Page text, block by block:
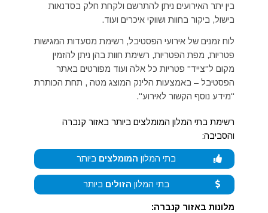
בין יתר האירועים ניתן להתרשם ולקחת חלק בסדנאות
בישול, ביקור בחוות ושווקי איכרים ועוד.
לוח זמנים של אירועי הפסטיבל, רשימת מסעדות המגישות
פטריות, מפת הפטריות, רשימת חוות בהן ניתן להזמין
מקום ל"צייד" פטריות כל אלה ועוד מפורטים באתר
הפסטיבל – באמצעות הלינק המוצג מטה , תחת הכותרת
"מידע נוסף הקשור לאירוע".
רשימת בתי המלון המומלצים ביותר באזור קנברה
והסביבה:
בתי המלון המומלצים ביותר
בתי המלון הזולים ביותר
מלונות באזור קנברה: